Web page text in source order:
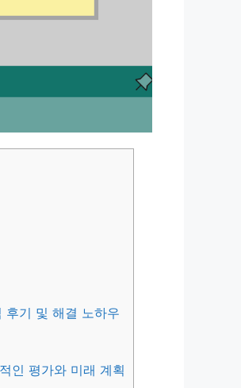
후기 및 해결 노하우
인 평가와 미래 계획